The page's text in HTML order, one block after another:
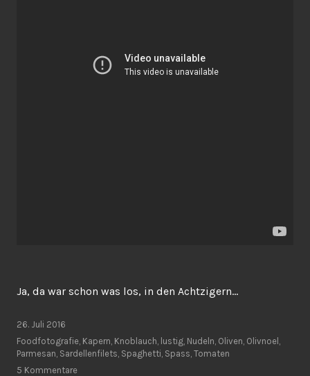
Ja, da war schon was los, in den Achtzigern…
26. Juli 2016
Foodfotografie Kapern Knoblauch lustig Nudeln Oliven Olivnoel
Parmesan Sardellenfilets Spaghetti Spass Tomaten
5 Kommentare